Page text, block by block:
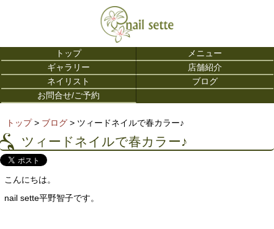
トップ
メニュー
ギャラリー
店舗紹介
ネイリスト
ブログ
お問合せ/ご予約
トップ> ブログ > ツィードネイルで春カラー♪
ツィードネイルで春カラー♪
こんにちは。
nail sette平野智子です。